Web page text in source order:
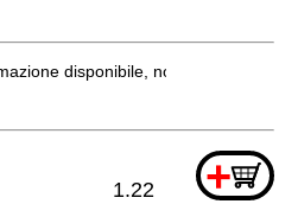
disponibile, non ordinabile
+
1.22